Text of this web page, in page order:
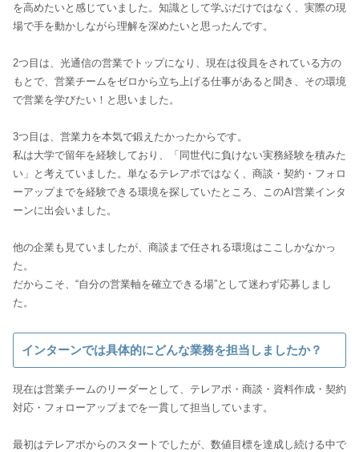
を高めたいと感じていました。知識として学ぶだけではなく、実際の現
場で手を動かしながら理解を深めたいと思ったんです。
2つ目は、光通信の営業でトップになり、現在は役員をされている方の
もとで、営業チームをゼロから立ち上げる仕事があると聞き、その環境
で営業を学びたい！と思いました。
3つ目は、営業力を本気で鍛えたかったからです。
私は大学で留年を経験しており、「同世代に負けない実務経験を積みた
い」と考えていました。単なるテレアポではなく、商談・契約・フォロ
ーアップまでを経験できる環境を探していたところ、このAI営業インタ
ーンに出会いました。
他の企業も見ていましたが、商談まで任される環境はここしかなかっ
た。
だからこそ、“自分の営業軸を確立できる場”として迷わず応募しまし
た。
インターンでは具体的にどんな業務を担当しましたか？
現在は営業チームのリーダーとして、テレアポ・商談・資料作成・契約
対応・フォローアップまでを一貫して担当しています。
最初はテレアポからのスタートでしたが、数値目標を達成し続ける中で